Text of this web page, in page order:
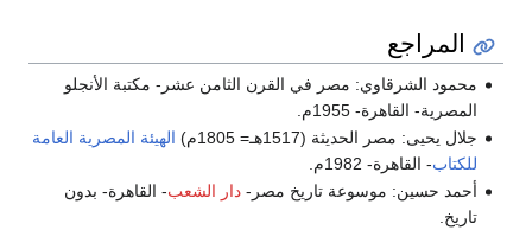
المراجع
محمود الشرقاوي: مصر في القرن الثامن عشر- مكتبة الأنجلو
المصرية- القاهرة- 1955م.
جلال يحيى: مصر الحديثة (1517هـ= 1805م)
الهيئة المصرية العامة
للكتاب- القاهرة- 1982م.
أحمد حسين: موسوعة تاريخ مصر-دار الشعب- القاهرة- بدون
تاريخ.